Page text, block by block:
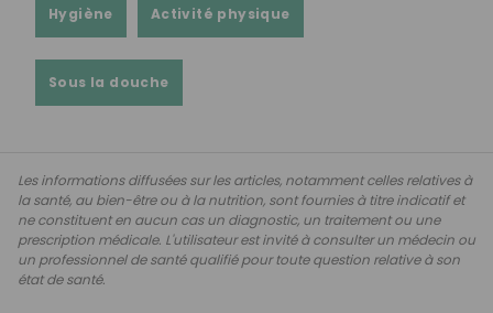
Hygiène Activité physique
Sous la douche
Les informations diffusées sur les articles, notamment celles relatives à
la santé, au bien-être ou à la nutrition, sont fournies à titre indicatif et
ne constituent en aucun cas un diagnostic, un traitement ou une
prescription médicale. L'utilisateur est invité à consulter un médecin ou
un professionnel de santé qualifié pour toute question relative à son
état de santé.